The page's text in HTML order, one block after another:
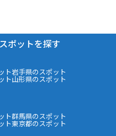
ポットを探す
ト岩手県のスポット
ト山形県のスポット
ト群馬県のスポット
ト東京都のスポット